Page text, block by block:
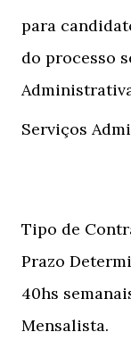
para
do processo
Serviços
Tipo de
Prazo
40hs
Mensalista.